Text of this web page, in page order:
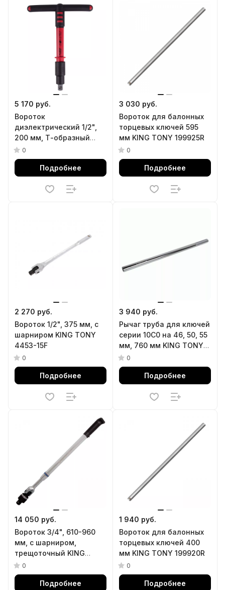
5 170 руб.
Вороток
диэлектрический 1/2",
200 мм, Т-образный
KING TONY 4178VE-08
0
Подробнее
3 030 руб.
Вороток для балонных
торцевых ключей 595
мм KING TONY 199925R
0
Подробнее
2 270 руб.
Вороток 1/2", 375 мм, с
шарниром KING TONY
4453-15F
0
Подробнее
3 940 руб.
Рычаг труба для ключей
серии 10C0 на 46, 50, 55
мм, 760 мм KING TONY
112576
0
Подробнее
14 050 руб.
Вороток 3/4", 610-960
мм, с шарниром,
трещоточный KING
TONY 6482-24G
0
Подробнее
1 940 руб.
Вороток для балонных
торцевых ключей 400
мм KING TONY 199920R
0
Подробнее